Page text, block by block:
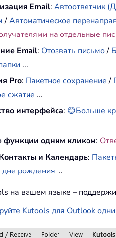
Email:Автоответчик
/Автоматическое
на отдельные
Email: Отозвать письмо/
...
Pro: Пакетное сохранение/
сжатие ...
интерфейса: 😊Больше
функции одним кликом:
Контакты и Календарь:
дне рождения ...
на вашем языке –
Kutools для Outlook